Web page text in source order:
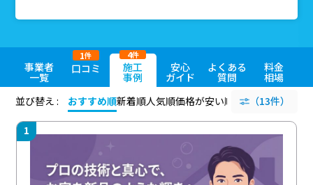
事業者
一覧
口コミ
1件
施工
事例
4件
安心
ガイド
よくある
質問
料金
相場
並び替え :
おすすめ順新着順人気順価格が安い順 評価が高い順
（13件）
1